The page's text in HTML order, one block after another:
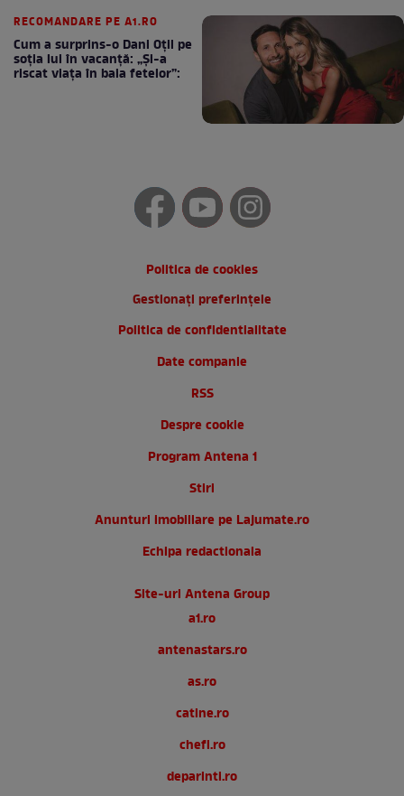
RECOMANDARE PE A1.RO
Cum a surprins-o Dani Oțil pe
soția lui în vacanță: „Și-a
riscat viața în baia fetelor”:
Politica de cookies
Gestionați preferințele
Politica de confidentialitate
Date companie
RSS
Despre cookie
Program Antena 1
Stiri
Anunturi imobiliare pe Lajumate.ro
Echipa redactionala
Site-uri Antena Group
a1.ro
antenastars.ro
as.ro
catine.ro
chefi.ro
deparinti.ro